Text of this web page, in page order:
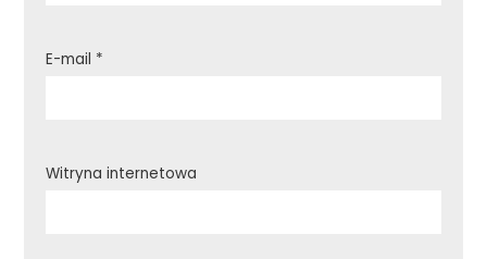
E-mail *
Witryna internetowa